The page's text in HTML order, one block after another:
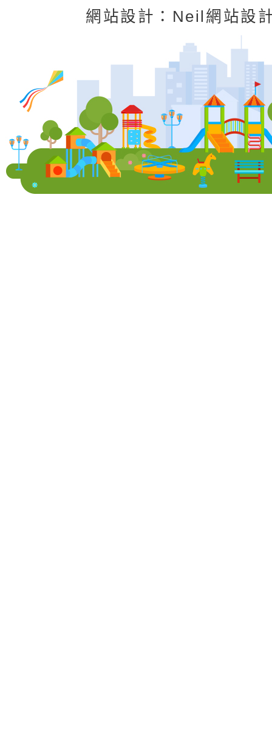
返回頂端
網站設計：Neil網站設